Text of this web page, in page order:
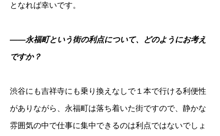
となれば幸いです。
――永福町という街の利点について、どのようにお考え
ですか？
渋谷にも吉祥寺にも乗り換えなしで１本で行ける利便性
がありながら、永福町は落ち着いた街ですので、静かな
雰囲気の中で仕事に集中できるのは利点ではないでしょ